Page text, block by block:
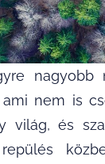
nagyobb
nem is
világ, és